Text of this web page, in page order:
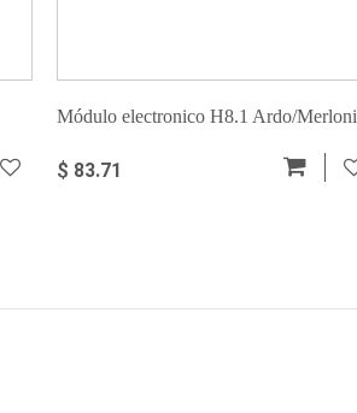
Módulo electronico H8.1 Ardo/Merloni
$ 83.71